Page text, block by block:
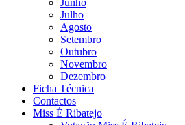
Junho
Julho
Agosto
Setembro
Outubro
Novembro
Dezembro
Ficha Técnica
Contactos
Miss É Ribatejo